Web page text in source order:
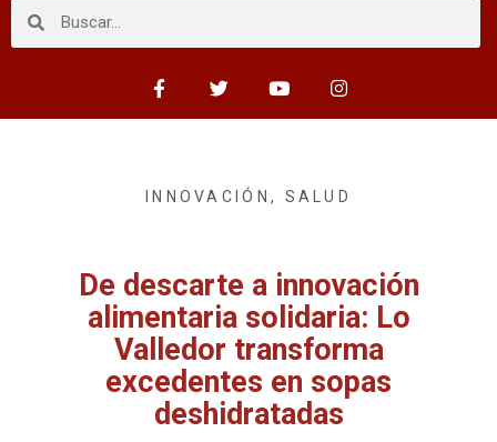
INNOVACIÓN , SALUD
De descarte a innovación
alimentaria solidaria: Lo
Valledor transforma
excedentes en sopas
deshidratadas